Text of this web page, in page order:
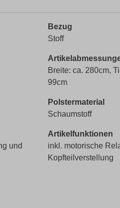
Bezug
Stoff
Breite: ca. 280cm,
99cm
Polstermaterial
Schaumstoff
und
Artikelfunktionen
inkl. motorische
Kopfteilverstellung